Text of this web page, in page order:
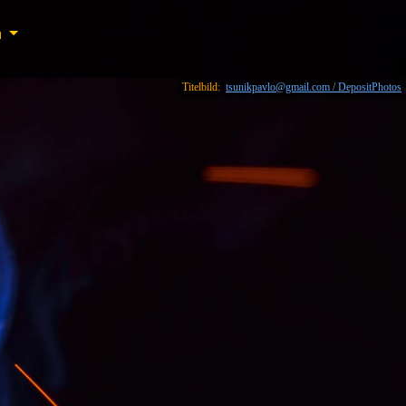
Titelbild: tsunikpavlo@gmail.com / DepositPhotos